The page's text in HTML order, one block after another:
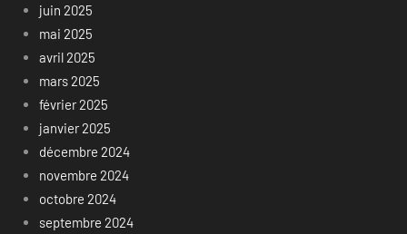
juin 2025
mai 2025
avril 2025
mars 2025
février 2025
janvier 2025
décembre 2024
novembre 2024
octobre 2024
septembre 2024